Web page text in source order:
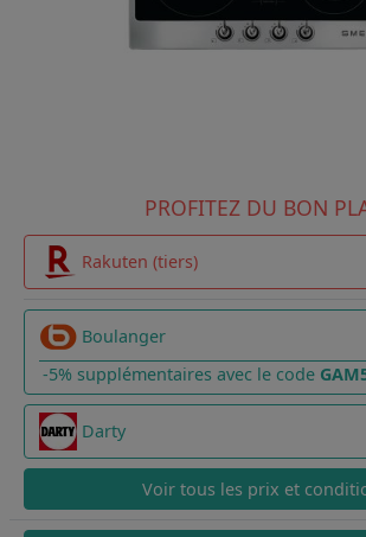
PROFITEZ DU BON
Rakuten (tiers)
Boulanger
-5% supplémentaires avec le code
Darty
Voir tous les prix et